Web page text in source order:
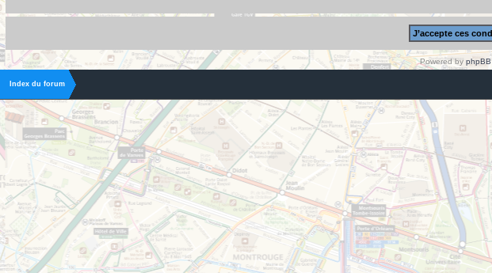
Powered by phpBB
Index du forum